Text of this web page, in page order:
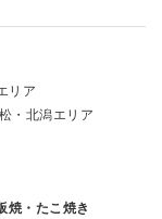
リア
・北潟エリア
焼・たこ焼き